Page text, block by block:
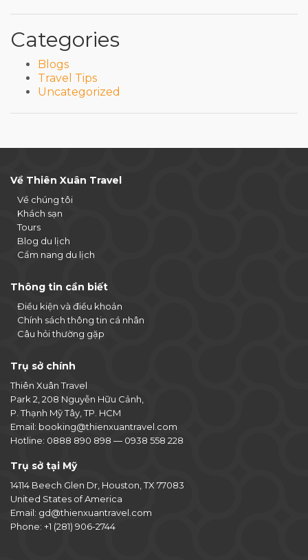
Categories
Blogs
Travel Tips
Uncategorized
Về Thiên Xuân Travel
Về chúng tôi
Khách sạn
Tours
Blog du lịch
Cẩm nang du lịch
Thông tin cần biết
Điều kiện và điều khoản
Chính sách thông tin cá nhân
Câu hỏi thường gặp
Trụ sở chính
Thiên Xuân Travel
Park 2, 208 Nguyễn Hữu Cảnh,
P. Thạnh Mỹ Tây, TP. HCM
Email: booking@thienxuantravel.com
Hotline: 0888 890 898 — 0938 558 228
Trụ sở tại Mỹ
14114 Beech Glen Dr, Houston, TX 77083
United States of America
Email: gd@thienxuantravel.com
Phone: +1 (281) 906-2744